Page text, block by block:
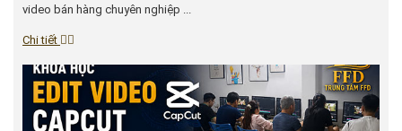
video bán hàng chuyên nghiệp ...
Chi tiết